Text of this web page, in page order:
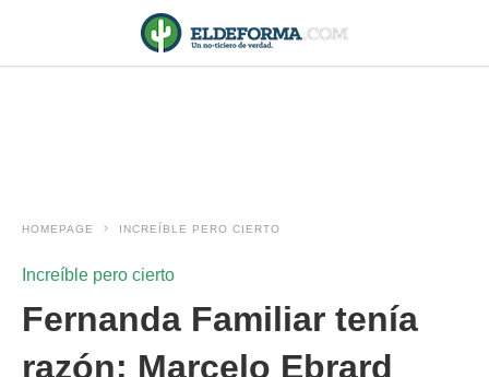
HOMEPAGE INCREÍBLE PERO CIERTO
Increíble pero cierto
Fernanda Familiar tenía
razón: Marcelo Ebrard